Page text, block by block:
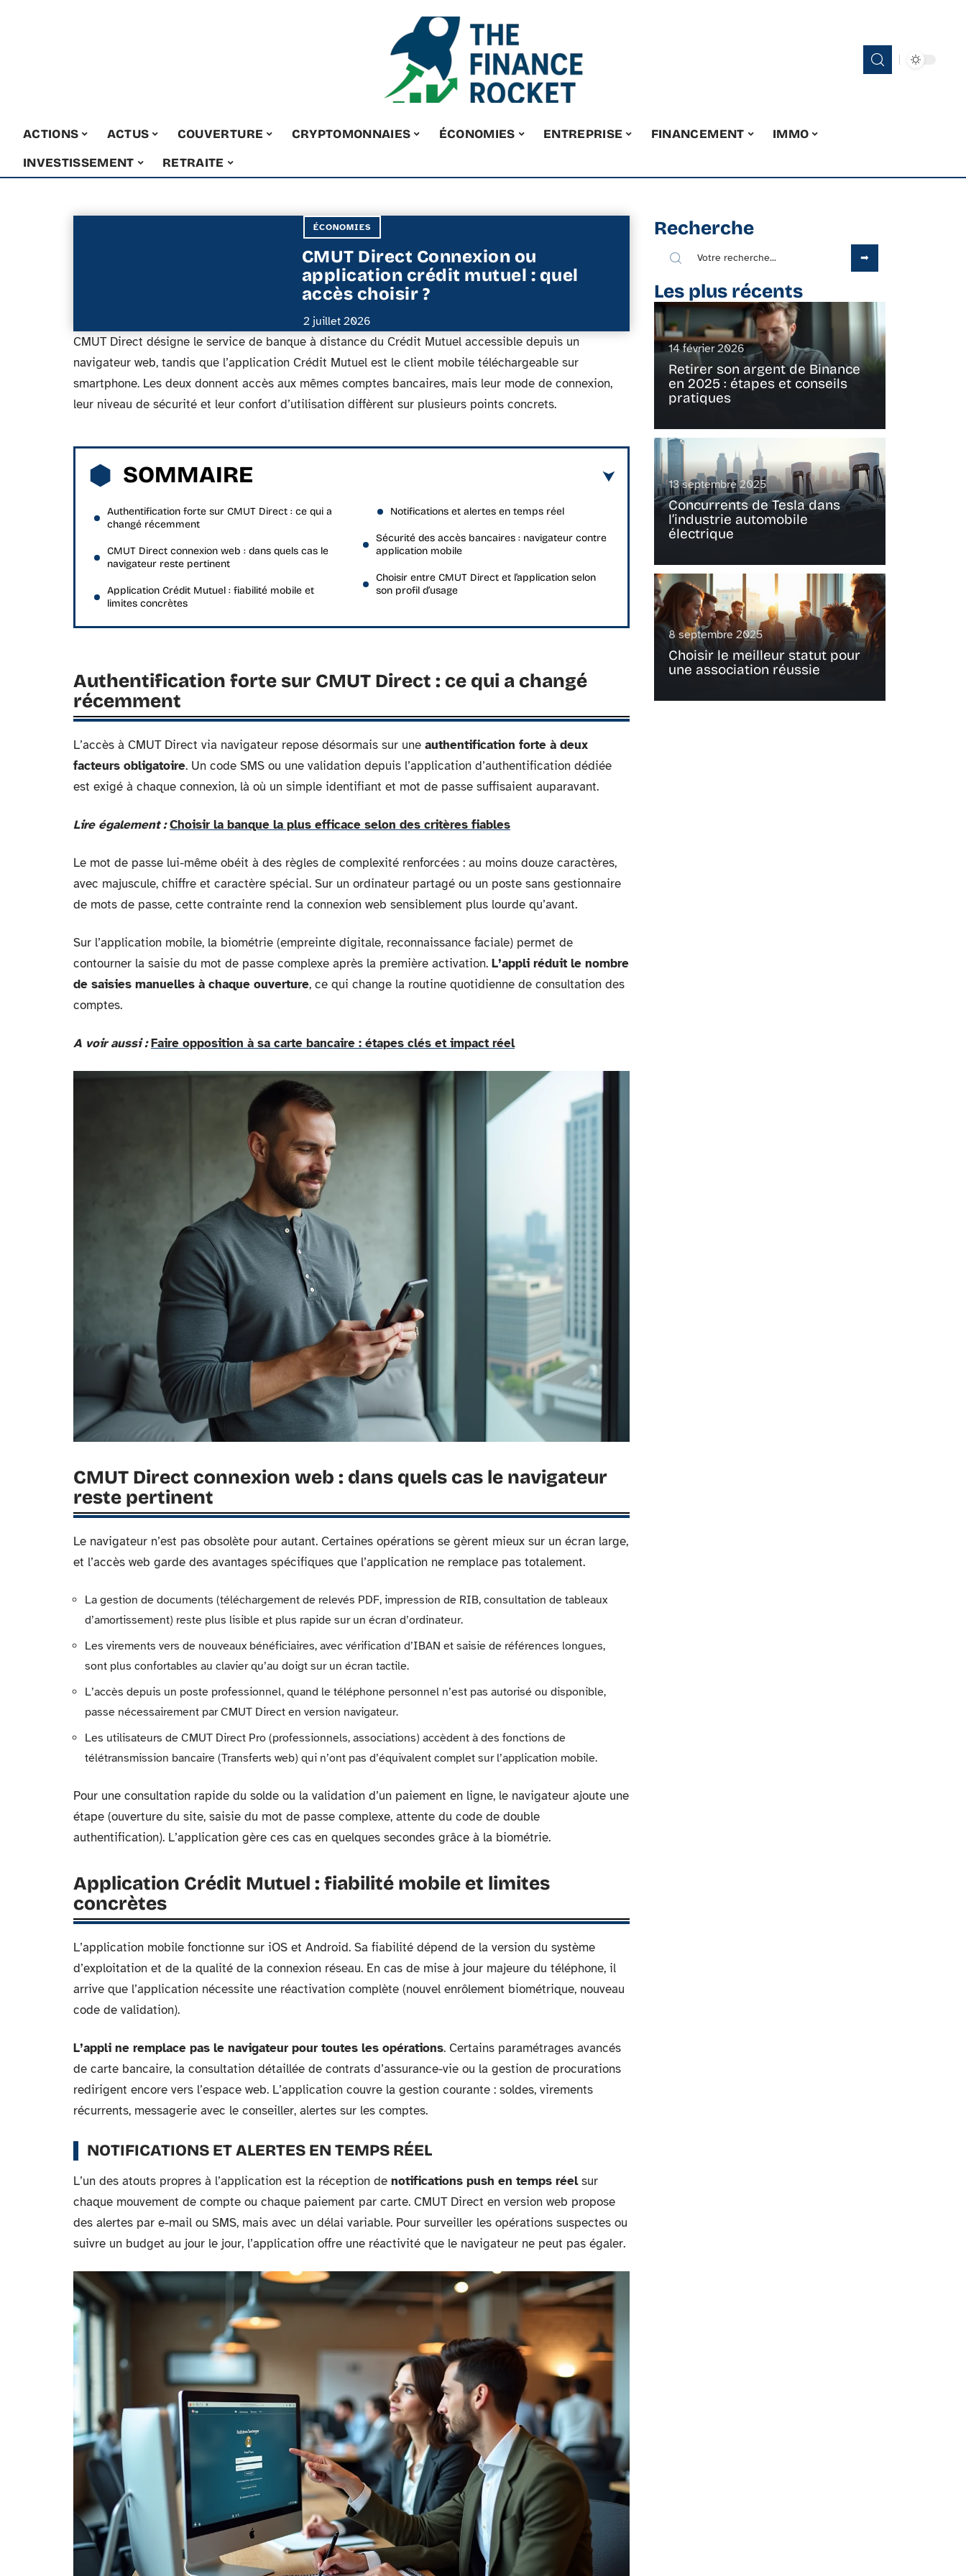
ACTIONS ACTUS COUVERTURE CRYPTOMONNAIES ÉCONOMIES ENTREPRISE FINANCEMENT
IMMO
INVESTISSEMENT
RETRAITE
ÉCONOMIES
CMUT Direct Connexion ou
application crédit mutuel : quel
accès choisir ?
2 juillet 2026
CMUT Direct désigne le service de banque à distance du Crédit Mutuel accessible depuis un
navigateur web, tandis que l’application Crédit Mutuel est le client mobile téléchargeable sur
smartphone. Les deux donnent accès aux mêmes comptes bancaires, mais leur mode de connexion,
leur niveau de sécurité et leur confort d’utilisation diffèrent sur plusieurs points concrets.
SOMMAIRE
Authentification forte sur CMUT Direct : ce qui a
changé récemment
CMUT Direct connexion web : dans quels cas le
navigateur reste pertinent
Application Crédit Mutuel : fiabilité mobile et
limites concrètes
Notifications et alertes en temps réel
Sécurité des accès bancaires : navigateur contre
application mobile
Choisir entre CMUT Direct et l’application selon
son profil d’usage
Authentification forte sur CMUT Direct : ce qui a changé
récemment
L’accès à CMUT Direct via navigateur repose désormais sur une authentification forte à deux
facteurs obligatoire. Un code SMS ou une validation depuis l’application d’authentification dédiée
est exigé à chaque connexion, là où un simple identifiant et mot de passe suffisaient auparavant.
Lire également : Choisir la banque la plus efficace selon des critères fiables
Le mot de passe lui-même obéit à des règles de complexité renforcées : au moins douze caractères,
avec majuscule, chiffre et caractère spécial. Sur un ordinateur partagé ou un poste sans gestionnaire
de mots de passe, cette contrainte rend la connexion web sensiblement plus lourde qu’avant.
Sur l’application mobile, la biométrie (empreinte digitale, reconnaissance faciale) permet de
contourner la saisie du mot de passe complexe après la première activation. L’appli réduit le nombre
de saisies manuelles à chaque ouverture, ce qui change la routine quotidienne de consultation des
comptes.
A voir aussi : Faire opposition à sa carte bancaire : étapes clés et impact réel
CMUT Direct connexion web : dans quels cas le navigateur
reste pertinent
Le navigateur n’est pas obsolète pour autant. Certaines opérations se gèrent mieux sur un écran large,
et l’accès web garde des avantages spécifiques que l’application ne remplace pas totalement.
La gestion de documents (téléchargement de relevés PDF, impression de RIB, consultation de tableaux
d’amortissement) reste plus lisible et plus rapide sur un écran d’ordinateur.
Les virements vers de nouveaux bénéficiaires, avec vérification d’IBAN et saisie de références longues,
sont plus confortables au clavier qu’au doigt sur un écran tactile.
L’accès depuis un poste professionnel, quand le téléphone personnel n’est pas autorisé ou disponible,
passe nécessairement par CMUT Direct en version navigateur.
Les utilisateurs de CMUT Direct Pro (professionnels, associations) accèdent à des fonctions de
télétransmission bancaire (Transferts web) qui n’ont pas d’équivalent complet sur l’application mobile.
Pour une consultation rapide du solde ou la validation d’un paiement en ligne, le navigateur ajoute une
étape (ouverture du site, saisie du mot de passe complexe, attente du code de double
authentification). L’application gère ces cas en quelques secondes grâce à la biométrie.
Application Crédit Mutuel : fiabilité mobile et limites
concrètes
L’application mobile fonctionne sur iOS et Android. Sa fiabilité dépend de la version du système
d’exploitation et de la qualité de la connexion réseau. En cas de mise à jour majeure du téléphone, il
arrive que l’application nécessite une réactivation complète (nouvel enrôlement biométrique, nouveau
code de validation).
L’appli ne remplace pas le navigateur pour toutes les opérations. Certains paramétrages avancés
de carte bancaire, la consultation détaillée de contrats d’assurance-vie ou la gestion de procurations
redirigent encore vers l’espace web. L’application couvre la gestion courante : soldes, virements
récurrents, messagerie avec le conseiller, alertes sur les comptes.
NOTIFICATIONS ET ALERTES EN TEMPS RÉEL
L’un des atouts propres à l’application est la réception de notifications push en temps réelsur
chaque mouvement de compte ou chaque paiement par carte. CMUT Direct en version web propose
des alertes par e-mail ou SMS, mais avec un délai variable. Pour surveiller les opérations suspectes ou
suivre un budget au jour le jour, l’application offre une réactivité que le navigateur ne peut pas égaler.
Recherche
Les plus récents
14 février 2026
Retirer son argent de Binance
en 2025 : étapes et conseils
pratiques
13 septembre 2025
Concurrents de Tesla dans
l’industrie automobile
électrique
8 septembre 2025
Choisir le meilleur statut pour
une association réussie